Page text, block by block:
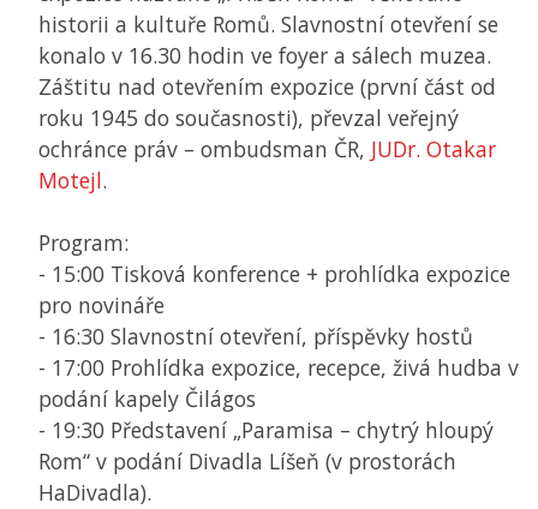
historii a kultuře Romů. Slavnostní otevření se
konalo v 16.30 hodin ve foyer a sálech muzea.
Záštitu nad otevřením expozice (první část od
roku 1945 do současnosti), převzal veřejný
ochránce práv – ombudsman ČR, JUDr. Otakar
Motejl.
Program:
- 15:00 Tisková konference + prohlídka expozice
pro novináře
- 16:30 Slavnostní otevření, příspěvky hostů
- 17:00 Prohlídka expozice, recepce, živá hudba v
podání kapely Čilágos
- 19:30 Představení „Paramisa – chytrý hloupý
Rom“ v podání Divadla Líšeň (v prostorách
HaDivadla).